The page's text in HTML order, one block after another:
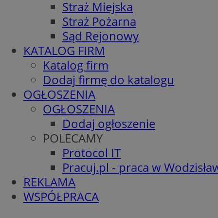
Straż Miejska
Straż Pożarna
Sąd Rejonowy
KATALOG FIRM
Katalog firm
Dodaj firmę do katalogu
OGŁOSZENIA
OGŁOSZENIA
Dodaj ogłoszenie
POLECAMY
Protocol IT
Pracuj.pl - praca w
REKLAMA
WSPÓŁPRACA